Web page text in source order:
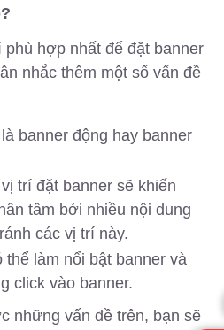
hợp nhất để đặt banner
nhắc thêm một số vấn đề
banner động hay banner
trí đặt banner sẽ khiến
tâm bởi nhiều nội dung
các vị trí này.
thể làm nổi bật banner và
click vào banner.
những vấn đề trên, bạn sẽ